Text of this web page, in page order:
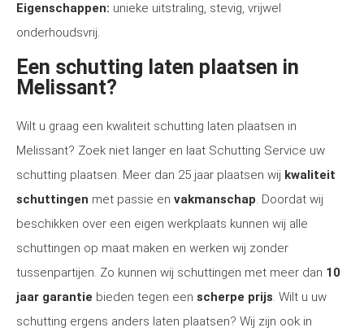
Eigenschappen: unieke uitstraling, stevig, vrijwel
onderhoudsvrij.
Een schutting laten plaatsen in
Melissant?
Wilt u graag een kwaliteit schutting laten plaatsen in
Melissant? Zoek niet langer en laat Schutting Service uw
schutting plaatsen. Meer dan 25 jaar plaatsen wij kwaliteit
schuttingen met passie en vakmanschap. Doordat wij
beschikken over een eigen werkplaats kunnen wij alle
schuttingen op maat maken en werken wij zonder
tussenpartijen. Zo kunnen wij schuttingen met meer dan 10
jaar garantie bieden tegen een scherpe prijs. Wilt u uw
schutting ergens anders laten plaatsen? Wij zijn ook in